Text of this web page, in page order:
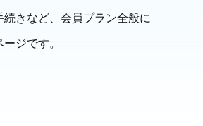
続きなど、会員プラン全般に
ジです。